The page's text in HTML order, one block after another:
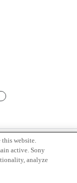
this website.
active. Sony
analyze